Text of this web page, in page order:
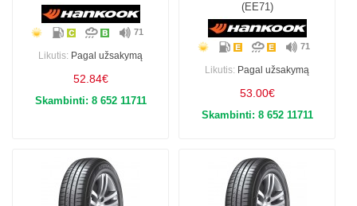
71
Likutis: Pagal užsakymą
52.84€
Skambinti: 8 652 11711
(EE71)
71
Likutis: Pagal užsakymą
53.00€
Skambinti: 8 652 11711